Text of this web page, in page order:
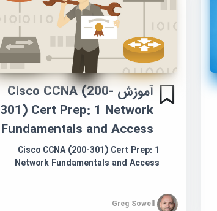
آموزش Cisco CCNA (200-
301) Cert Prep: 1 Network
Fundamentals and Access
Cisco CCNA (200-301) Cert Prep: 1
Network Fundamentals and Access
Greg Sowell